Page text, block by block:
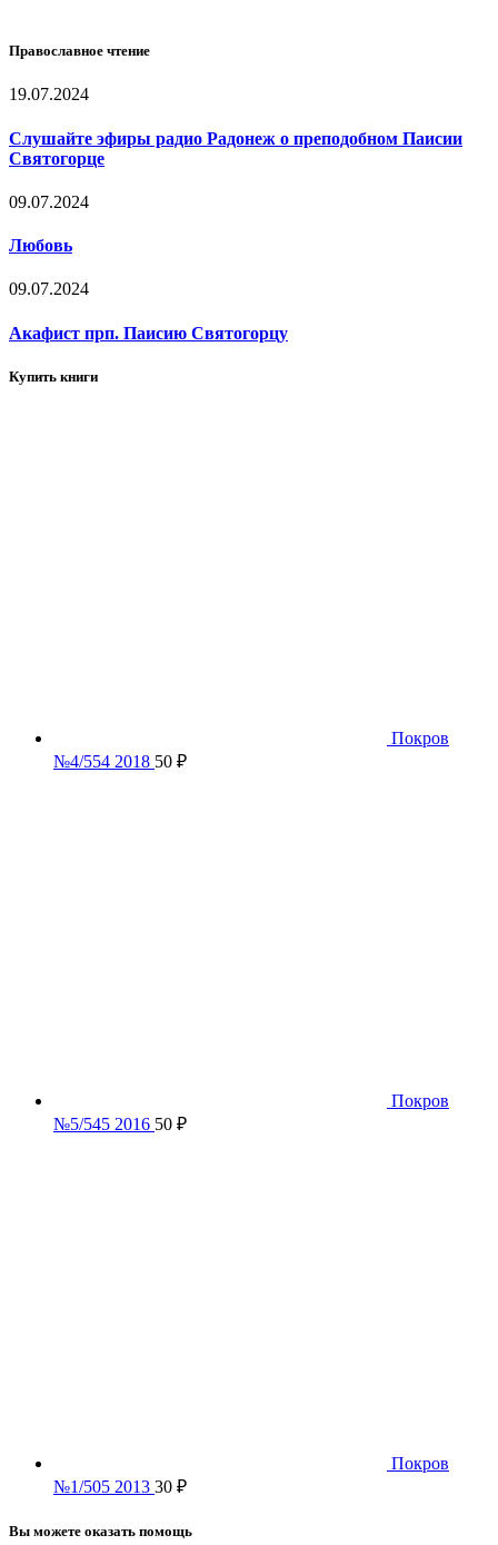
Православное чтение
19.07.2024
Слушайте эфиры радио Радонеж о преподобном Паисии
Святогорце
09.07.2024
Любовь
09.07.2024
Акафист прп. Паисию Святогорцу
Купить книги
Покров
№4/554 2018 50 ₽
Покров
№5/545 2016 50 ₽
Покров
№1/505 2013 30 ₽
Вы можете оказать помощь